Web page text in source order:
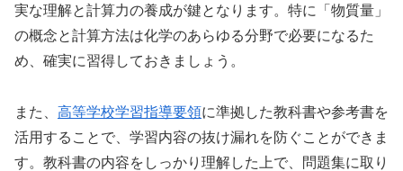
実な理解と計算力の養成が鍵となります。特に「物質量」
の概念と計算方法は化学のあらゆる分野で必要になるた
め、確実に習得しておきましょう。
また、 高等学校学習指導要領に準拠した教科書や参考書を
活用することで、学習内容の抜け漏れを防ぐことができま
す。教科書の内容をしっかり理解した上で、問題集に取り